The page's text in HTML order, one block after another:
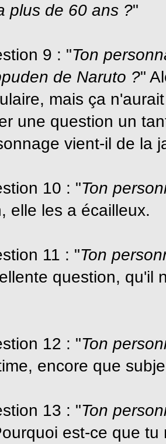
plus de 60 ans ?"
9 : "Ton
de Naruto ?"
mais ça
une question un
vient-il de la
10 : "Ton
elle les a écailleux.
11 : "Ton
question, qu'il
12 : "Ton
encore que
13 : "Ton
est-ce que